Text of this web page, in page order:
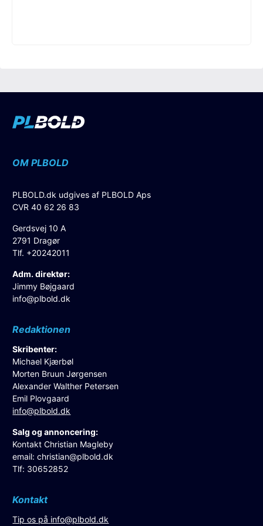
OM PLBOLD
PLBOLD.dk udgives af PLBOLD Aps
CVR 40 62 26 83
Gerdsvej 10 A
2791 Dragør
Tlf. +20242011
Adm. direktør:
Jimmy Bøjgaard
info@plbold.dk
Redaktionen
Skribenter:
Michael Kjærbøl
Morten Bruun Jørgensen
Alexander Walther Petersen
Emil Plovgaard
info@plbold.dk
Salg og annoncering:
Kontakt Christian Magleby
email:christian@plbold.dk
Tlf: 30652852
Kontakt
Tip os på info@plbold.dk